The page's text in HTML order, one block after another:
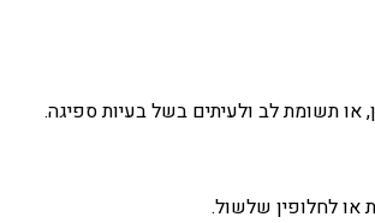
או תשומת לב ולעיתים בשל בעיות ספיגה.
או לחלופין שלשול.